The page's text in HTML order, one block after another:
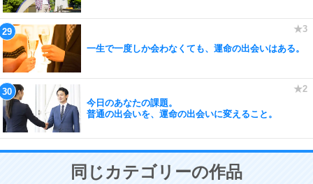
一生で一度しか会わなくても、運命の出会いはある。
今日のあなたの課題。
普通の出会いを、運命の出会いに変えること。
同じカテゴリーの作品